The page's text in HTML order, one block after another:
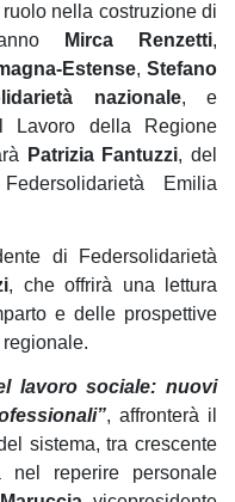
nella costruzione di
Mirca Renzetti,
Estense,Stefano
nazionale, e
Lavoro della Regione
Patrizia Fantuzzi, del
Emilia
di Federsolidarietà
, che offrirà una lettura
e delle prospettive
lavoro sociale: nuovi
, affronterà il
sistema, tra crescente
reperire personale